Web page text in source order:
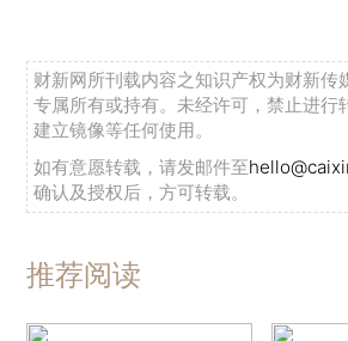
财新网所刊载内容之知识产权为财新传
专属所有或持有。未经许可，禁止进行
建立镜像等任何使用。
如有意愿转载，请发邮件至
确认及授权后，方可转载。
推荐阅读